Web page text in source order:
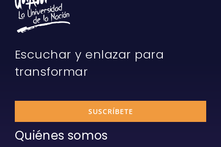
Escuchar y enlazar para
transformar
SUSCRÍBETE
Quiénes somos